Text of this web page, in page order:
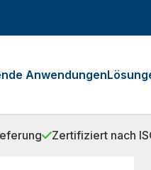
Anwendungen
Zertifiziert nach